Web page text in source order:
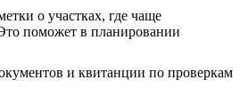
о участках, где чаще
поможет в планировании
и квитанции по проверкам